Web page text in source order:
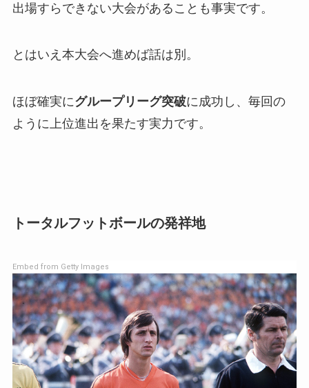
出場すらできない大会があることも事実です。
とはいえ本大会へ進めば話は別。
ほぼ確実にグループリーグ突破に成功し、毎回の
ように上位進出を果たす実力です。
トータルフットボールの発祥地
Embed from Getty Images